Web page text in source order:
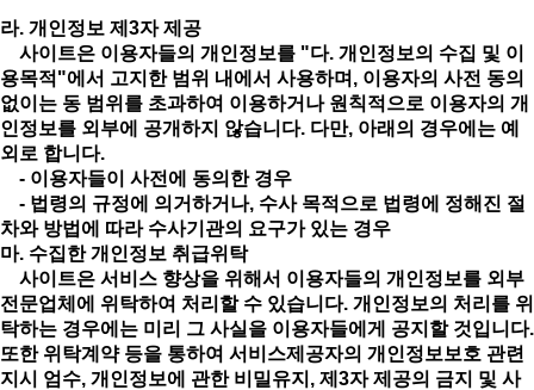
라. 개인정보 제3자 제공
사이트은 이용자들의 개인정보를 "다. 개인정보의 수집 및 이
용목적"에서 고지한 범위 내에서 사용하며, 이용자의 사전 동의
없이는 동 범위를 초과하여 이용하거나 원칙적으로 이용자의 개
인정보를 외부에 공개하지 않습니다. 다만, 아래의 경우에는 예
외로 합니다.
- 이용자들이 사전에 동의한 경우
- 법령의 규정에 의거하거나, 수사 목적으로 법령에 정해진 절
차와 방법에 따라 수사기관의 요구가 있는 경우
마. 수집한 개인정보 취급위탁
사이트은 서비스 향상을 위해서 이용자들의 개인정보를 외부
전문업체에 위탁하여 처리할 수 있습니다. 개인정보의 처리를 위
탁하는 경우에는 미리 그 사실을 이용자들에게 공지할 것입니다.
또한 위탁계약 등을 통하여 서비스제공자의 개인정보보호 관련
지시 엄수, 개인정보에 관한 비밀유지, 제3자 제공의 금지 및 사